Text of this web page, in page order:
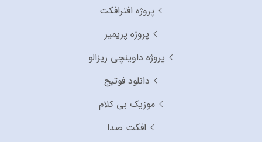
پروژه افترافکت
پروژه پریمیر
پروژه داوینچی ریزالو
دانلود فوتیج
موزیک بی کلام
افکت صدا